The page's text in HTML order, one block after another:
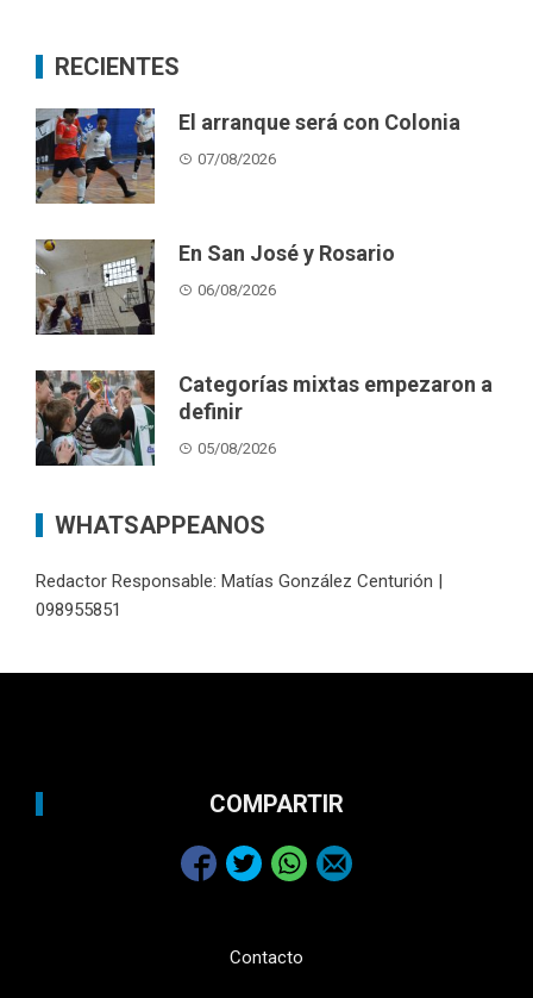
RECIENTES
El arranque será con Colonia
07/08/2026
En San José y Rosario
06/08/2026
Categorías mixtas empezaron a
definir
05/08/2026
WHATSAPPEANOS
Redactor Responsable: Matías González Centurión |
098955851
COMPARTIR
Contacto